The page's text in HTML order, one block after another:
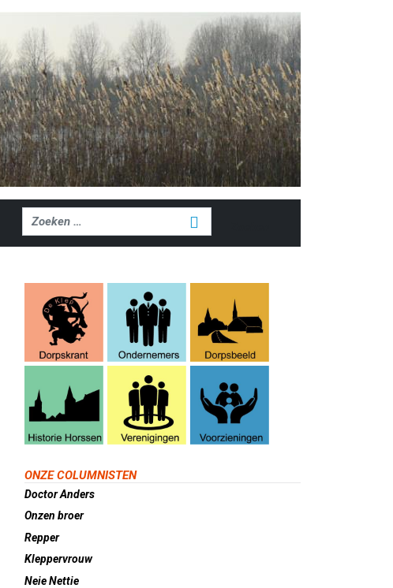
Zoeken
ONZE COLUMNISTEN
Doctor Anders
Onzen broer
Repper
Kleppervrouw
Neie Nettie